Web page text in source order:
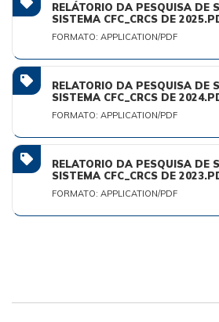
RELÁTORIO DA PESQUISA DE
SISTEMA CFC_CRCS DE
FORMATO: APPLICATION/PDF
RELATORIO DA PESQUISA DE
SISTEMA CFC_CRCS DE
FORMATO: APPLICATION/PDF
RELATORIO DA PESQUISA DE
SISTEMA CFC_CRCS DE
FORMATO: APPLICATION/PDF